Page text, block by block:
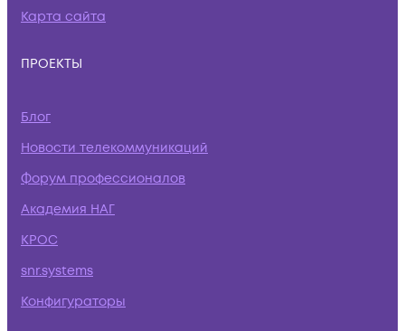
Карта сайта
ПРОЕКТЫ
Блог
Новости телекоммуникаций
Форум профессионалов
Академия НАГ
КРОС
snr.systems
Конфигураторы